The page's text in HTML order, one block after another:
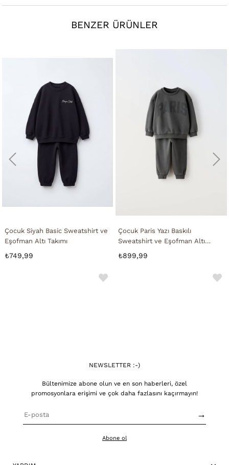
BENZER ÜRÜNLER
Çocuk Siyah Basic Sweatshirt ve
Eşofman Altı Takımı
₺749,99
Çocuk Paris Yazı Baskılı
Sweatshirt ve Eşofman Altı
Takımı
₺899,99
NEWSLETTER :-)
Bültenimize abone olun ve en son haberleri, özel
promosyonlara erişimi ve çok daha fazlasını kaçırmayın!
→
Abone ol